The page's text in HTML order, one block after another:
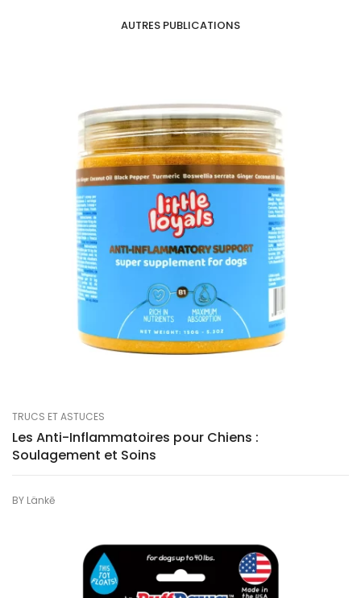
AUTRES PUBLICATIONS
TRUCS ET ASTUCES
Les Anti-Inflammatoires pour Chiens :
Soulagement et Soins
BY Länkē